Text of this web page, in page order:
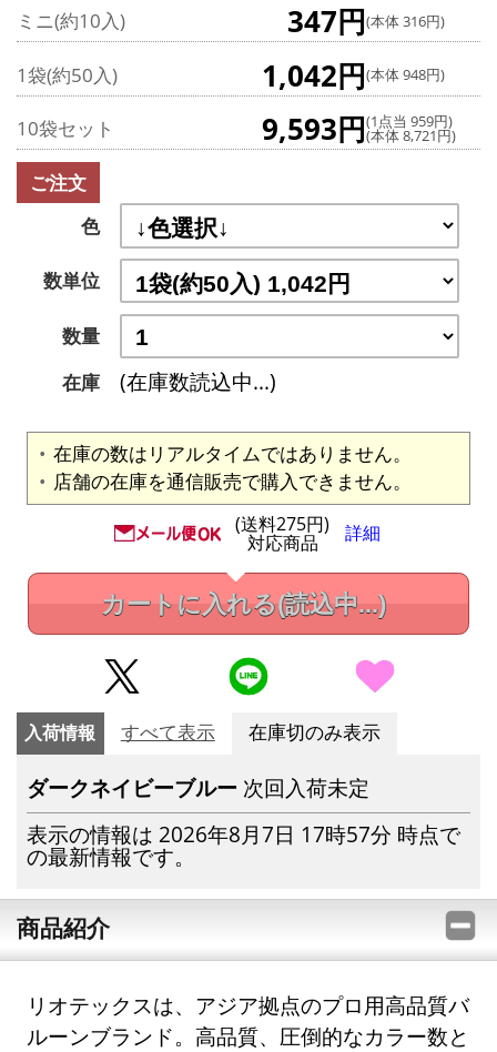
ミニ(約10入) 347円(本体 316円)
1袋(約50入) 1,042円(本体 948円)
10袋セット 9,593円(1点当 959円)
(本体 8,721円)
ご注文
色
数単位
数量
在庫
(在庫数読込中...)
在庫の数はリアルタイムではありません。
店舗の在庫を通信販売で購入できません。
(送料275円)
対応商品 詳細
カートに入れる(読込中...)
入荷情報 すべて表示 在庫切のみ表示
ダークネイビーブルー 次回入荷未定
表示の情報は 2026年8月7日 17時57分 時点で
の最新情報です。
商品紹介
リオテックスは、アジア拠点のプロ用高品質バ
ルーンブランド。高品質、圧倒的なカラー数と